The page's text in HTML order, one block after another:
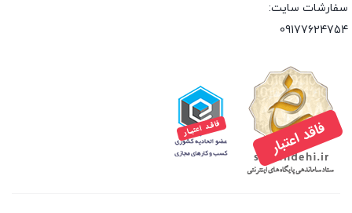
سفارشات سایت:
09177624754